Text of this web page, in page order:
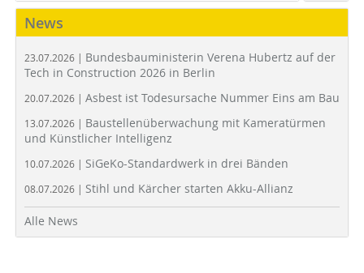
News
23.07.2026 | Bundesbauministerin Verena Hubertz auf der
Tech in Construction 2026 in Berlin
20.07.2026 | Asbest ist Todesursache Nummer Eins am Bau
13.07.2026 | Baustellenüberwachung mit Kameratürmen
und Künstlicher Intelligenz
10.07.2026 | SiGeKo-Standardwerk in drei Bänden
08.07.2026 | Stihl und Kärcher starten Akku-Allianz
Alle News